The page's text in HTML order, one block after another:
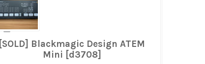
[SOLD] Blackmagic Design ATEM
Mini [d3708]